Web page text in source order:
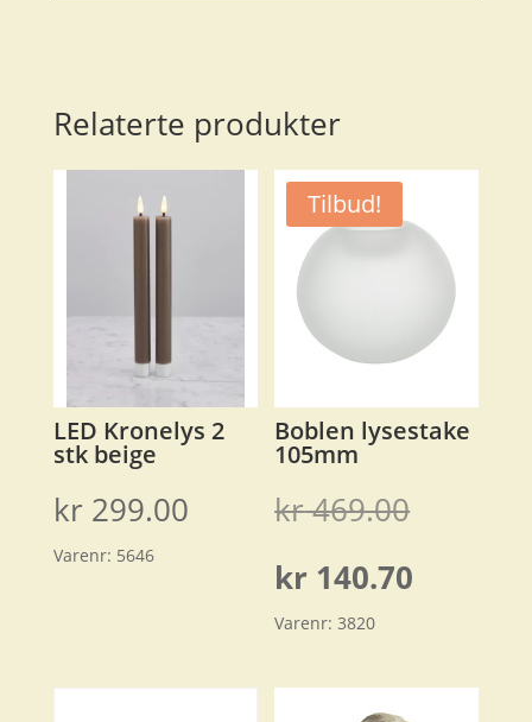
Relaterte produkter
LED Kronelys 2
stk beige
kr 299.00
Varenr: 5646
Tilbud!
Boblen lysestake
105mm
kr469.00
pris
kr
kr 140.70
er:
Varenr:3820